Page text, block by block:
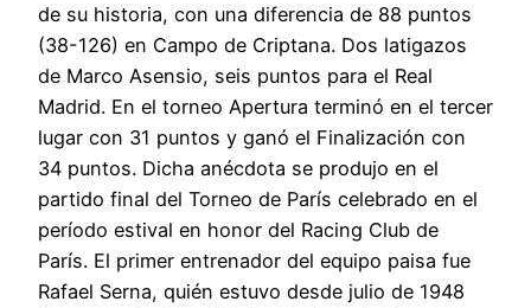
de su historia, con una diferencia de 88 puntos
(38-126) en Campo de Criptana. Dos latigazos
de Marco Asensio, seis puntos para el Real
Madrid. En el torneo Apertura terminó en el tercer
lugar con 31 puntos y ganó el Finalización con
34 puntos. Dicha anécdota se produjo en el
partido final del Torneo de París celebrado en el
período estival en honor del Racing Club de
París. El primer entrenador del equipo paisa fue
Rafael Serna, quién estuvo desde julio de 1948